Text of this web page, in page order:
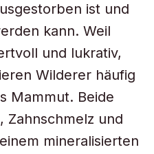
ist und
kann. Weil
und lukrativ,
Wilderer häufig
Mammut. Beide
Zahnschmelz und
mineralisierten